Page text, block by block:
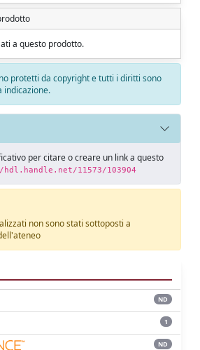
a questo prodotto.
protetti da copyright e tutti i diritti sono
indicazione.
per citare o creare un link a questo
11573/103904
non sono stati sottoposti a
ND
1
ND